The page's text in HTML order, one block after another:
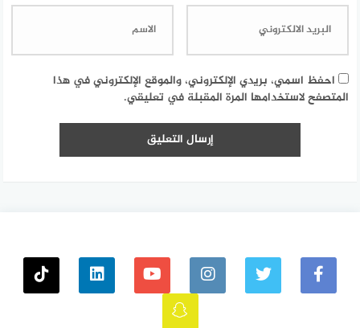
احفظ اسمي، بريدي الإلكتروني، والموقع الإلكتروني في هذا
المتصفح لاستخدامها المرة المقبلة في تعليقي.